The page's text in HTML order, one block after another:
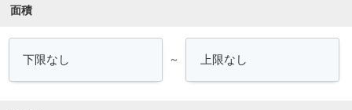
面積
～